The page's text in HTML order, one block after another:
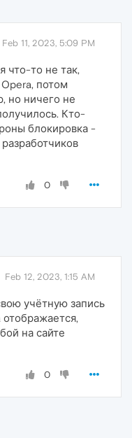
Feb 11, 2023, 5:09 PM
что-то не так,
потом
но ничего не
Кто-
блокировка -
0
Feb 12, 2023, 1:15 AM
учётную запись
отображается,
на сайте
0